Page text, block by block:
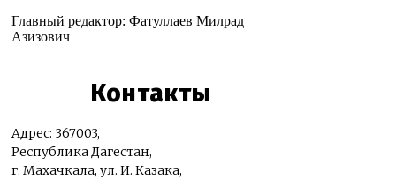
Главный редактор: Фатуллаев Милрад
Азизович
Контакты
Адрес: 367003,
Республика Дагестан,
г. Махачкала, ул. И. Казака,